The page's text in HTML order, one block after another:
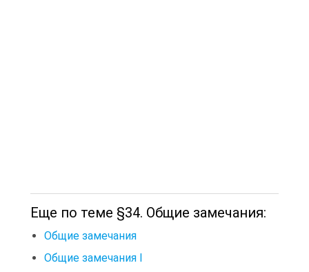
Еще по теме §34. Общие замечания:
Общие замечания
Общие замечания I